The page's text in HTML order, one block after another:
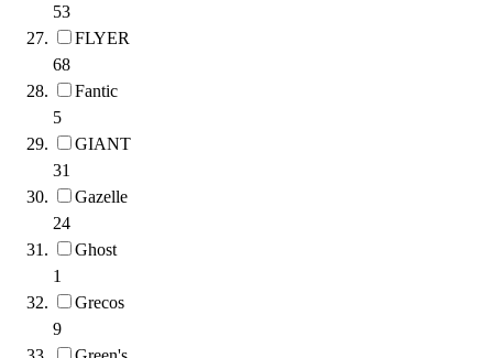
53
FLYER
68
Fantic
5
GIANT
31
Gazelle
24
Ghost
1
Grecos
9